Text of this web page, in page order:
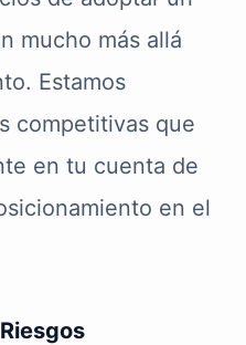
mucho más allá
Estamos
competitivas que
en tu cuenta de
en el